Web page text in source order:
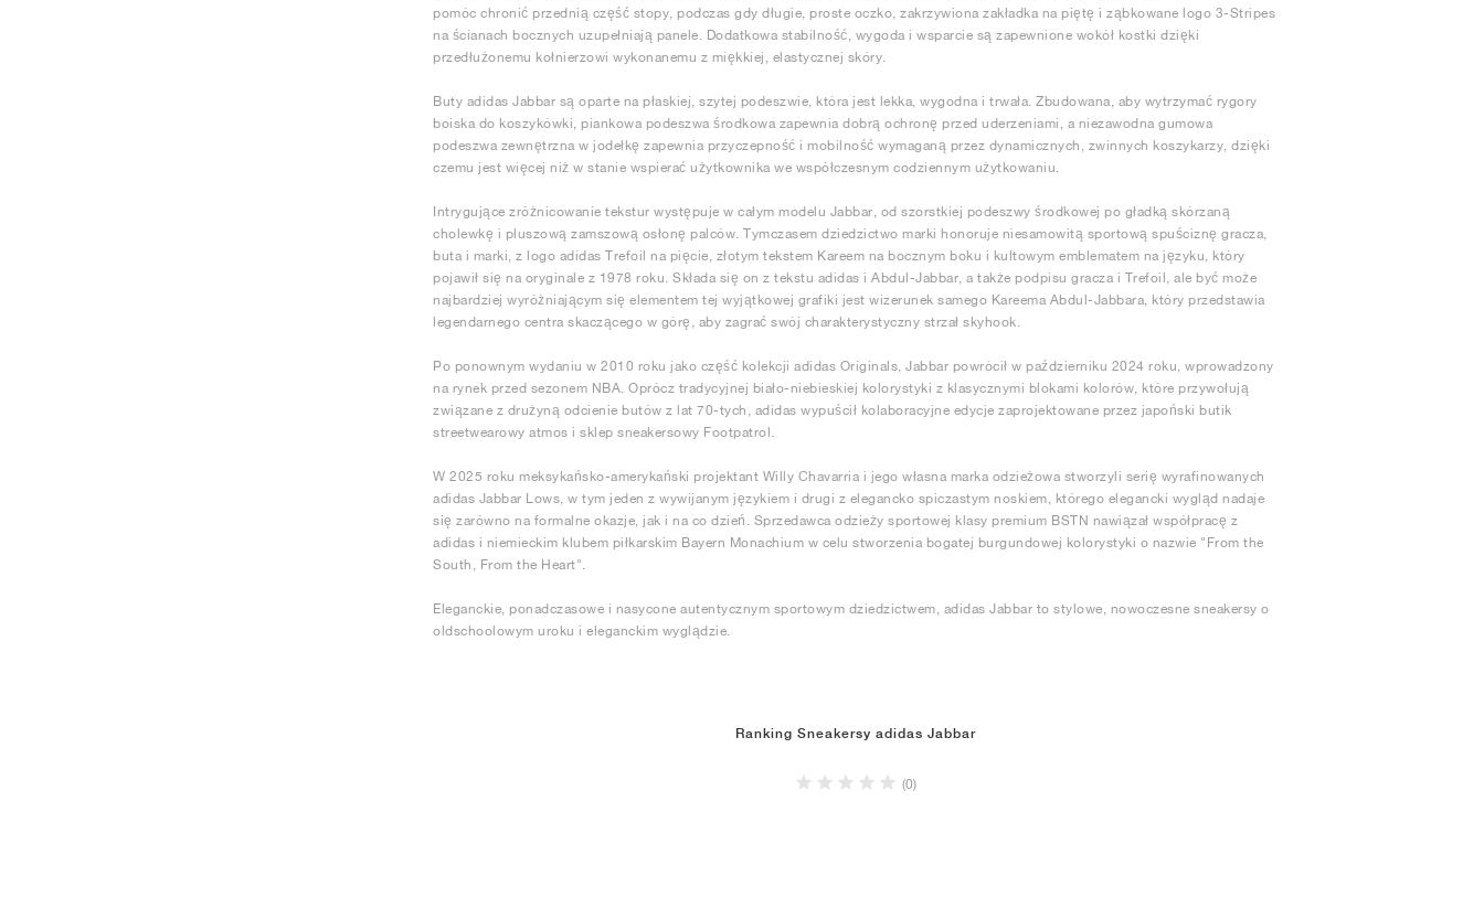
pomóc chronić przednią część stopy, podczas gdy długie, proste oczko, zakrzywiona zakładka na piętę i ząbkowane logo 3-Stripes
na ścianach bocznych uzupełniają panele. Dodatkowa stabilność, wygoda i wsparcie są zapewnione wokół kostki dzięki
przedłużonemu kołnierzowi wykonanemu z miękkiej, elastycznej skóry.
Buty adidas Jabbar są oparte na płaskiej, szytej podeszwie, która jest lekka, wygodna i trwała. Zbudowana, aby wytrzymać rygory
boiska do koszykówki, piankowa podeszwa środkowa zapewnia dobrą ochronę przed uderzeniami, a niezawodna gumowa
podeszwa zewnętrzna w jodełkę zapewnia przyczepność i mobilność wymaganą przez dynamicznych, zwinnych koszykarzy, dzięki
czemu jest więcej niż w stanie wspierać użytkownika we współczesnym codziennym użytkowaniu.
Intrygujące zróżnicowanie tekstur występuje w całym modelu Jabbar, od szorstkiej podeszwy środkowej po gładką skórzaną
cholewkę i pluszową zamszową osłonę palców. Tymczasem dziedzictwo marki honoruje niesamowitą sportową spuściznę gracza,
buta i marki, z logo adidas Trefoil na pięcie, złotym tekstem Kareem na bocznym boku i kultowym emblematem na języku, który
pojawił się na oryginale z 1978 roku. Składa się on z tekstu adidas i Abdul-Jabbar, a także podpisu gracza i Trefoil, ale być może
najbardziej wyróżniającym się elementem tej wyjątkowej grafiki jest wizerunek samego Kareema Abdul-Jabbara, który przedstawia
legendarnego centra skaczącego w górę, aby zagrać swój charakterystyczny strzał skyhook.
Po ponownym wydaniu w 2010 roku jako część kolekcji adidas Originals, Jabbar powrócił w październiku 2024 roku, wprowadzony
na rynek przed sezonem NBA. Oprócz tradycyjnej biało-niebieskiej kolorystyki z klasycznymi blokami kolorów, które przywołują
związane z drużyną odcienie butów z lat 70-tych, adidas wypuścił kolaboracyjne edycje zaprojektowane przez japoński butik
streetwearowy atmos i sklep sneakersowy Footpatrol.
W 2025 roku meksykańsko-amerykański projektant Willy Chavarria i jego własna marka odzieżowa stworzyli serię wyrafinowanych
adidas Jabbar Lows, w tym jeden z wywijanym językiem i drugi z elegancko spiczastym noskiem, którego elegancki wygląd nadaje
się zarówno na formalne okazje, jak i na co dzień. Sprzedawca odzieży sportowej klasy premium BSTN nawiązał współpracę z
adidas i niemieckim klubem piłkarskim Bayern Monachium w celu stworzenia bogatej burgundowej kolorystyki o nazwie "From the
South, From the Heart".
Eleganckie, ponadczasowe i nasycone autentycznym sportowym dziedzictwem, adidas Jabbar to stylowe, nowoczesne sneakersy o
oldschoolowym uroku i eleganckim wyglądzie.
Ranking Sneakersy adidas Jabbar
(0)